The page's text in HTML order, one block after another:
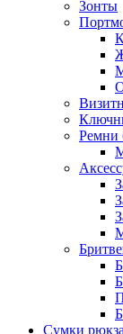
Зонты
Ремни
Сумки